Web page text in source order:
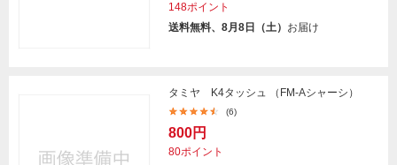
148ポイント
送料無料、8月8日（土） お届け
タミヤ K4タッシュ （FM-Aシャーシ）
(6)
800円
80ポイント